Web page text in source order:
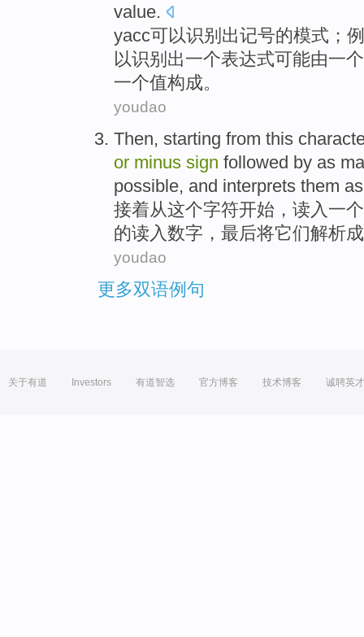
value.
yacc可以识别 出记号的模式 ；
以识别出一个表达式可能由一个
一个值构成。
youdao
Then, starting from this
or minus sign followed by as
possible, and interprets them
接着从这个字符开始 ， 读入一个
的读入数字 ， 最后将它们解析成
youdao
更多双语例句
关于有道 Investors 有道智选 官方博客 技术博客 诚聘英才